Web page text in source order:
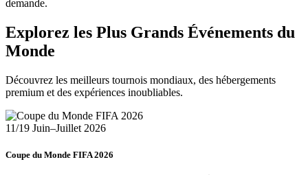
demande.
Explorez les Plus Grands Événements du
Monde
Découvrez les meilleurs tournois mondiaux, des hébergements
premium et des expériences inoubliables.
11/19 Juin–Juillet 2026
Coupe du Monde FIFA 2026